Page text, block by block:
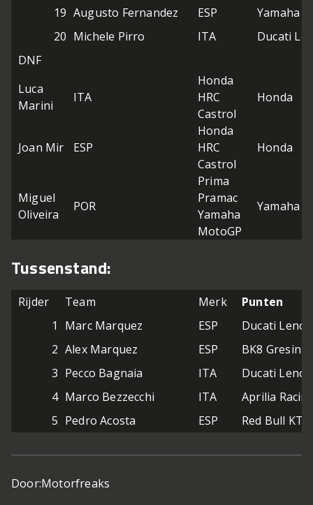
19 Augusto Fernandez ESP
Yamaha
20 Michele Pirro ITA
Ducati
DNF
Luca
Marini
ITA
Honda
HRC
Castrol
Honda
Joan Mir ESP
Honda
HRC
Castrol
Honda
Miguel
Oliveira
POR
Prima
Pramac
Yamaha
MotoGP
Yamaha
Tussenstand:
Rijder Team Merk
Punten
1
Marc Marquez ESP
Ducati
2 Alex Marquez ESP
BK8 Gresini
3 Pecco Bagnaia ITA
Ducati
4 Marco Bezzecchi ITA
Aprilia
5 Pedro Acosta ESP Red Bull
Door:Motorfreaks